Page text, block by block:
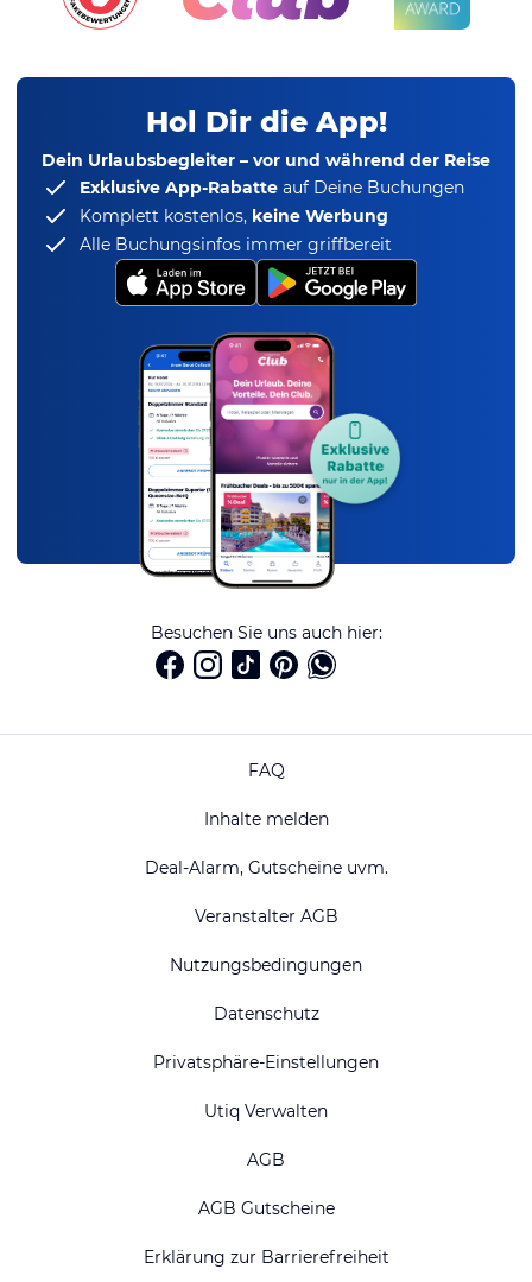
Hol Dir die App!
Dein Urlaubsbegleiter – vor und während der Reise
Exklusive App-Rabatte auf Deine Buchungen
Komplett kostenlos, keine Werbung
Alle Buchungsinfos immer griffbereit
Besuchen Sie uns auch hier:
FAQ
Inhalte melden
Deal-Alarm, Gutscheine uvm.
Veranstalter AGB
Nutzungsbedingungen
Datenschutz
Privatsphäre-Einstellungen
Utiq Verwalten
AGB
AGB Gutscheine
Erklärung zur Barrierefreiheit